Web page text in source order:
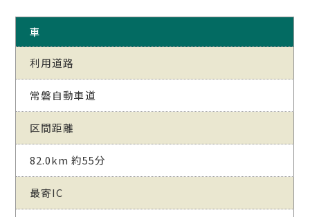
車
利用道路
常磐自動車道
区間距離
82.0km 約55分
最寄IC